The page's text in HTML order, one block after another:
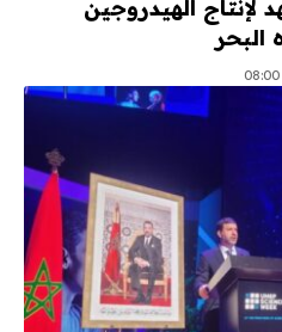
الهيدروجين
البحر